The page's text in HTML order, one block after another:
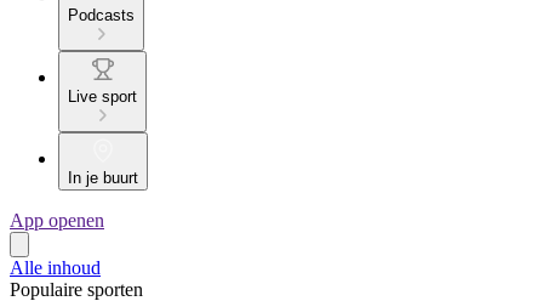
Podcasts
Live sport
In je buurt
App openen
Alle inhoud
Populaire sporten